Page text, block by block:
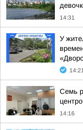
14:31
У
Семь
14:16